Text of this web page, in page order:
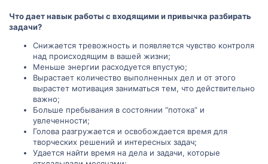
Что дает навык работы с входящими и привычка разбирать
задачи?
Снижается тревожность и появляется чувство контроля
над происходящим в вашей жизни;
Меньше энергии расходуется впустую;
Вырастает количество выполненных дел и от этого
вырастет мотивация заниматься тем, что действительно
важно;
Больше пребывания в состоянии “потока” и
увлеченности;
Голова разгружается и освобождается время для
творческих решений и интересных задач;
Удается найти время на дела и задачи, которые